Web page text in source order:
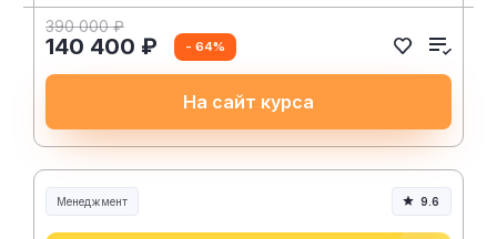
390 000 ₽
140 400 ₽ - 64%
На сайт курса
Менеджмент
Менеджмент и управление
9.6